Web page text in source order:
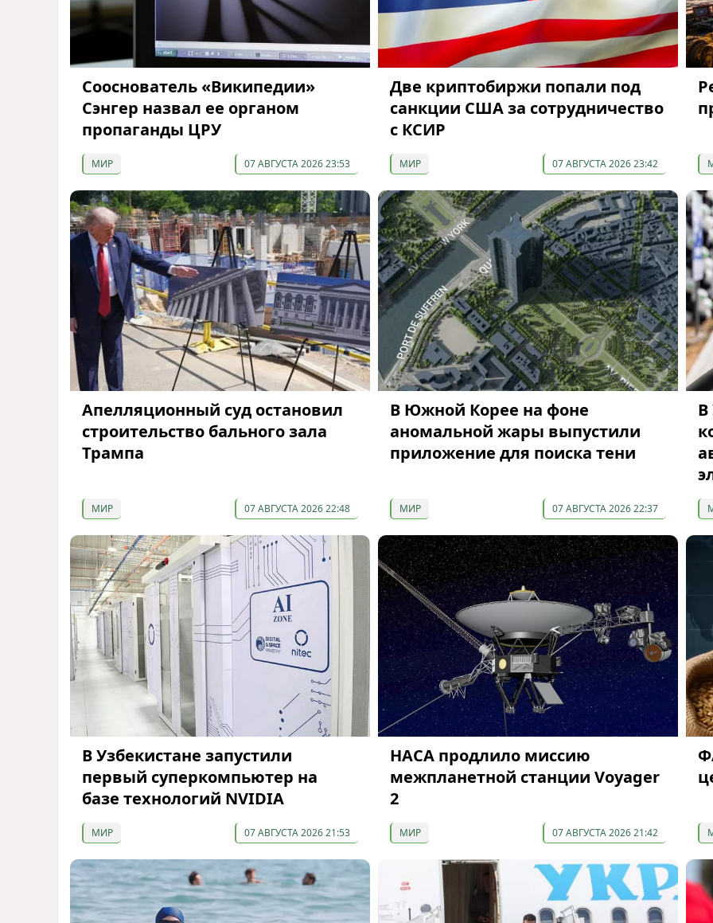
Сооснователь «Википедии»
Сэнгер назвал ее органом
пропаганды ЦРУ
МИР 07 АВГУСТА 2026 23:53
Две криптобиржи попали под
санкции США за сотрудничество
с КСИР
МИР 07 АВГУСТА 2026 23:42
Апелляционный суд остановил
строительство бального зала
Трампа
МИР 07 АВГУСТА 2026 22:48
В Южной Корее на фоне
аномальной жары выпустили
приложение для поиска тени
МИР 07 АВГУСТА 2026 22:37
В
В Узбекистане запустили
первый суперкомпьютер на
базе технологий NVIDIA
МИР 07 АВГУСТА 2026 21:53
НАСА продлило миссию
межпланетной станции Voyager
2
МИР 07 АВГУСТА 2026 21:42